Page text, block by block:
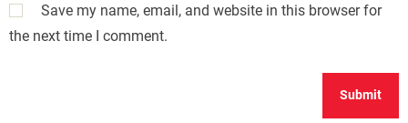
Save my name, email, and website in this browser for
the next time I comment.